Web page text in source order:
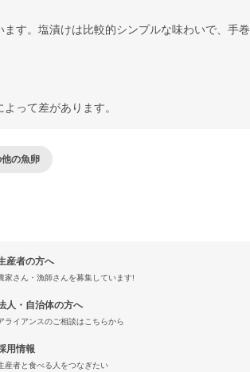
す。塩漬けは比較的シンプルな味わいで、手
って差があります。
他の魚卵
産者の方へ
家さん・漁師さんを募集しています!
人・自治体の方へ
ライアンスのご相談はこちらから
用情報
産者と食べる人をつなぎたい